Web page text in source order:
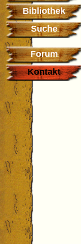
Bibliothek
Suche
Forum
Kontakt